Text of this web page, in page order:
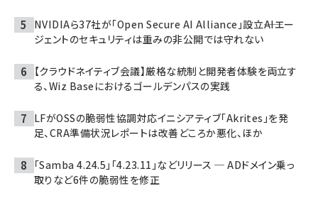
NVIDIAら37社が「Open Secure AI Alliance」設立――AIエー
ジェントのセキュリティは重みの非公開では守れない
【クラウドネイティブ会議】厳格な統制と開発者体験を両立す
る、Wiz Baseにおけるゴールデンパスの実践
LFがOSSの脆弱性協調対応イニシアティブ「Akrites」を発
足、CRA準備状況レポートは改善どころか悪化、ほか
「Samba 4.24.5」「4.23.11」などリリース ─ ADドメイン乗っ
取りなど6件の脆弱性を修正